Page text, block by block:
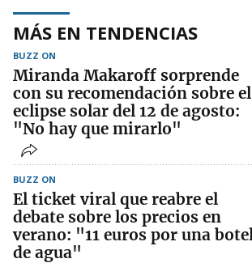
MÁS EN TENDENCIAS
BUZZ ON
Miranda Makaroff sorprende
con su recomendación sobre el
eclipse solar del 12 de agosto:
"No hay que mirarlo"
BUZZ ON
El ticket viral que reabre el
debate sobre los precios en
verano: "11 euros por una
de agua"